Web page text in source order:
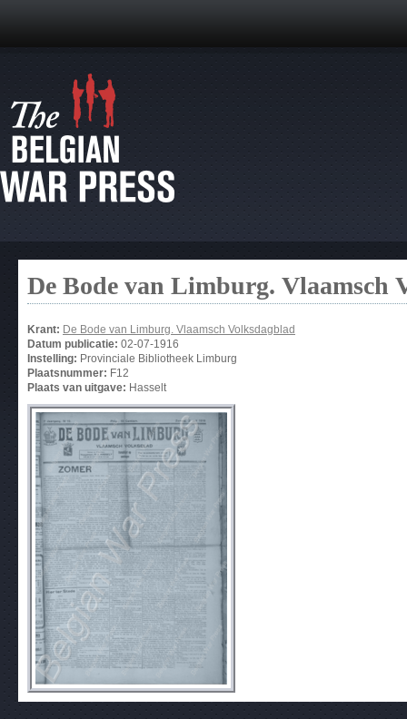
De Bode van Limburg. Vlaamsch
Krant: De Bode van Limburg. Vlaamsch Volksdagblad
Datum publicatie: 02-07-1916
Instelling: Provinciale Bibliotheek Limburg
Plaatsnummer: F12
Plaats van uitgave: Hasselt